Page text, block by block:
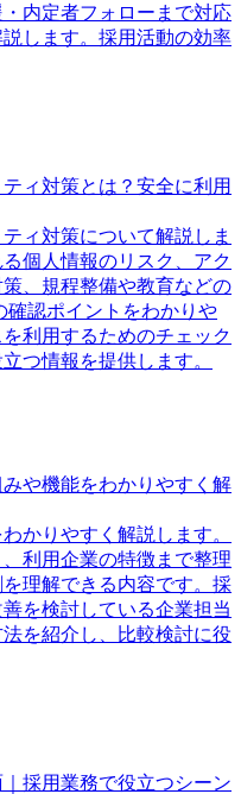
内定者フォローまで対応
します。採用活動の効率
ィ対策とは？安全に利用
ィ対策について解説しま
個人情報のリスク、アク
、規程整備や教育などの
確認ポイントをわかりや
利用するためのチェック
つ情報を提供します。
や機能をわかりやすく解
かりやすく解説します。
利用企業の特徴まで整理
理解できる内容です。採
を検討している企業担当
を紹介し、比較検討に役
採用業務で役立つシーン